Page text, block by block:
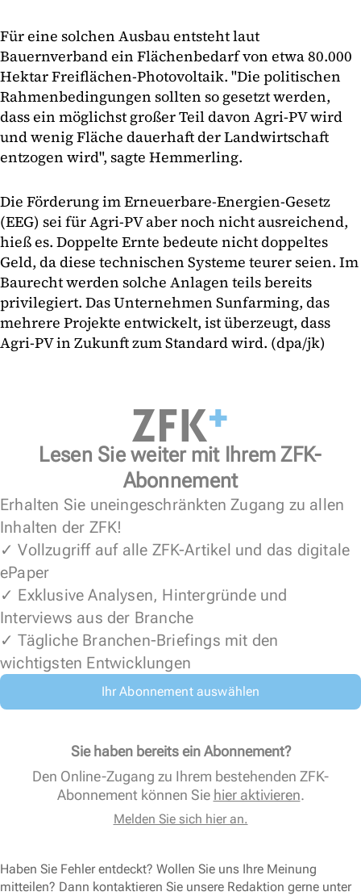
Für eine solchen Ausbau entsteht laut
Bauernverband ein Flächenbedarf von etwa 80.000
Hektar Freiflächen-Photovoltaik. "Die politischen
Rahmenbedingungen sollten so gesetzt werden,
dass ein möglichst großer Teil davon Agri-PV wird
und wenig Fläche dauerhaft der Landwirtschaft
entzogen wird", sagte Hemmerling.
Die Förderung im Erneuerbare-Energien-Gesetz
(EEG) sei für Agri-PV aber noch nicht ausreichend,
hieß es. Doppelte Ernte bedeute nicht doppeltes
Geld, da diese technischen Systeme teurer seien. Im
Baurecht werden solche Anlagen teils bereits
privilegiert. Das Unternehmen Sunfarming, das
mehrere Projekte entwickelt, ist überzeugt, dass
Agri-PV in Zukunft zum Standard wird. (dpa/jk)
Lesen Sie weiter mit Ihrem ZFK-
Abonnement
Erhalten Sie uneingeschränkten Zugang zu allen
Inhalten der ZFK!
✓ Vollzugriff auf alle ZFK-Artikel und das digitale
ePaper
✓ Exklusive Analysen, Hintergründe und
Interviews aus der Branche
✓ Tägliche Branchen-Briefings mit den
wichtigsten Entwicklungen
Ihr Abonnement auswählen
Sie haben bereits ein Abonnement?
Den Online-Zugang zu Ihrem bestehenden ZFK-
Abonnement können Sie hier aktivieren.
Melden Sie sich hier an.
Haben Sie Fehler entdeckt? Wollen Sie uns Ihre Meinung
mitteilen? Dann kontaktieren Sie unsere Redaktion gerne unter